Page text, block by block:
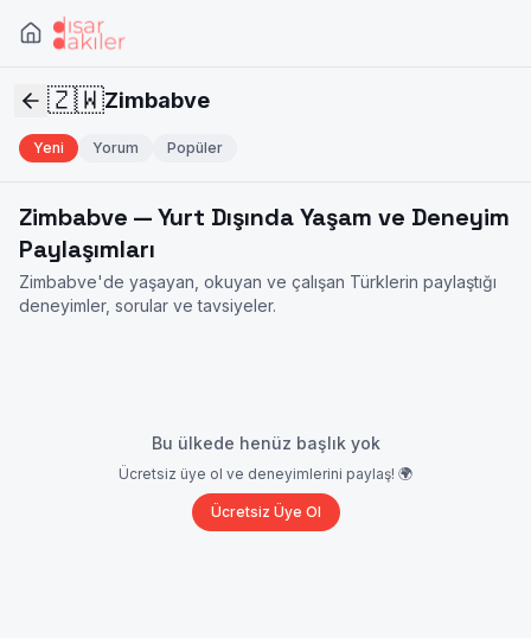
🇿🇼Zimbabve
Yeni Yorum Popüler
Zimbabve — Yurt Dışında Yaşam ve Deneyim
Paylaşımları
Zimbabve'de yaşayan, okuyan ve çalışan Türklerin paylaştığı
deneyimler, sorular ve tavsiyeler.
Bu ülkede henüz başlık yok
Ücretsiz üye ol ve deneyimlerini paylaş! 🌍
Ücretsiz Üye Ol